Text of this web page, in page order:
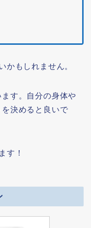
かもしれません。
す。自分の身体や
決めると良いで
す！